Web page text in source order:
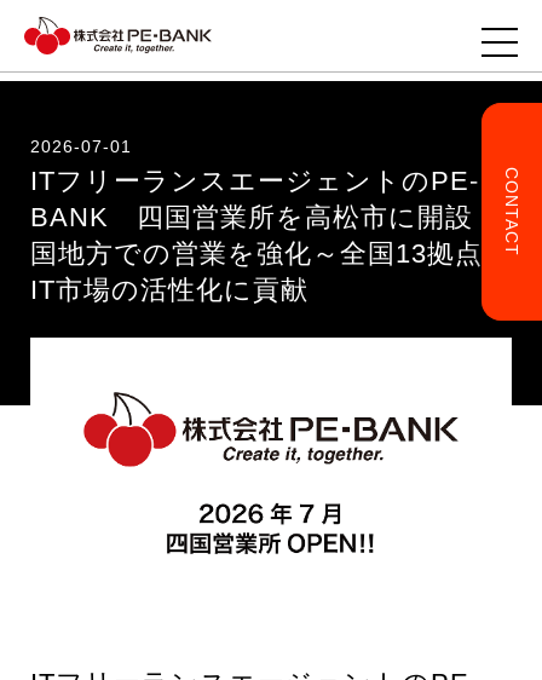
TOP
企業様へ
事業・サービス
CONTACT
2026-07-01
ITフリーランスエージェントのPE-
BANK 四国営業所を高松市に開設 四
国地方での営業を強化～全国13拠点で
IT市場の活性化に貢献